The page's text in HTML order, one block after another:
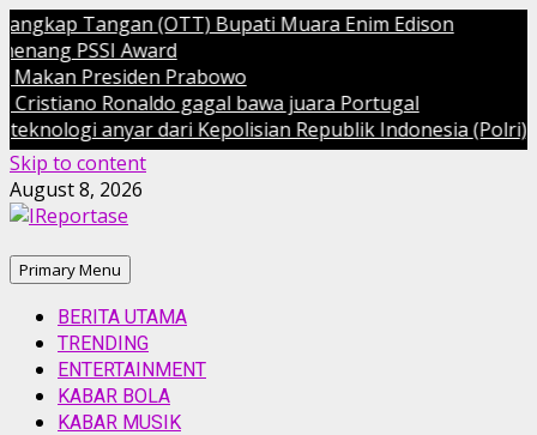
Tangan (OTT) Bupati Muara Enim Edison
PSSI Award
Presiden Prabowo
Ronaldo gagal bawa juara Portugal
anyar dari Kepolisian Republik Indonesia (Polri)
Skip to content
August 8, 2026
Primary Menu
BERITA UTAMA
TRENDING
ENTERTAINMENT
KABAR BOLA
KABAR MUSIK